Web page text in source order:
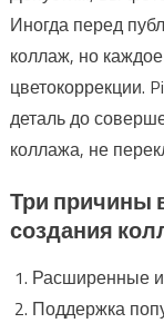
Иногда перед
коллаж, но
цветокоррекции.
деталь до
коллажа, не
Три причины
создания
Расширенные
Поддержка